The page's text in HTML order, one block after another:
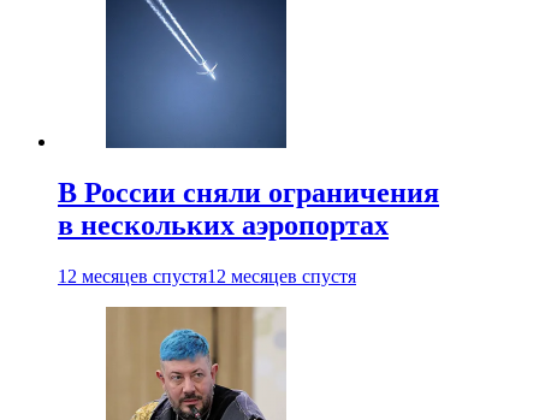
В России сняли ограничения
в нескольких аэропортах
12 месяцев спустя12 месяцев спустя